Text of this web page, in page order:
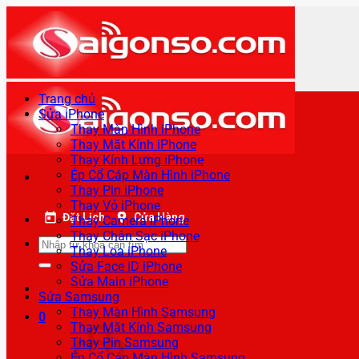
qua
nội
dung
Đặt Lịch Cửa Hàng
Tìm
kiếm:
0
Trang chủ
Sửa iPhone
Thay Màn Hình iPhone
Thay Mặt Kính iPhone
Thay Kính Lưng iPhone
Ép Cổ Cáp Màn Hình iPhone
Thay Pin iPhone
Thay Vỏ iPhone
Thay Camera iPhone
Thay Chân Sạc iPhone
Thay Loa iPhone
Sửa Face ID iPhone
Sửa Main iPhone
Sửa Samsung
Thay Màn Hình Samsung
Thay Mặt Kính Samsung
Thay Pin Samsung